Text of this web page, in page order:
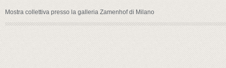
Mostra collettiva presso la galleria Zamenhof di Milano